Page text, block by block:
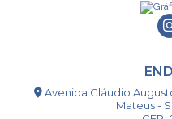
Avenida Cláudio
Mateus -